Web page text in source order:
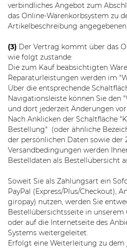
verbindliches Angebot zum
das Online-Warenkorbsystem zu
Artikelbeschreibung
(3) Der Vertrag kommt über das
wie folgt zustande:
Die zum Kauf beabsichtigten
Reparaturleistungen werden im
Über die entsprechende
Navigationsleiste können Sie den
und dort jederzeit Änderungen
Nach Anklicken der Schaltfläche
Bestellung" (oder ähnliche
der persönlichen Daten sowie der
Versandbedingungen werden
Bestelldaten als Bestellübersicht
Soweit Sie als Zahlungsart ein
PayPal (Express/Plus/Checkout),
giropay) nutzen, werden Sie
Bestellübersichtsseite in
oder auf die Internetseite des
Systems weitergeleitet.
Erfolgt eine Weiterleitung zu